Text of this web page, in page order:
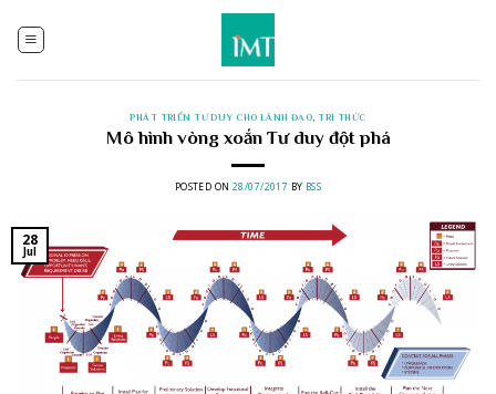
content
PHÁT TRIỂN TƯ DUY CHO LÃNH ĐẠO, TRI THỨC
Mô hình vòng xoắn Tư duy đột phá
POSTED ON 28/07/2017 BY BSS
28
Jul